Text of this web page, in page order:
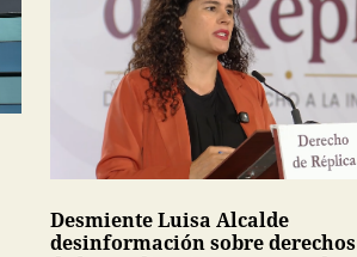
Desmiente Luisa Alcalde
desinformación sobre derechos